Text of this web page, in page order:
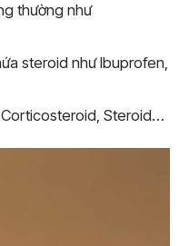
thường như
steroid như Ibuprofen,
Steroid…